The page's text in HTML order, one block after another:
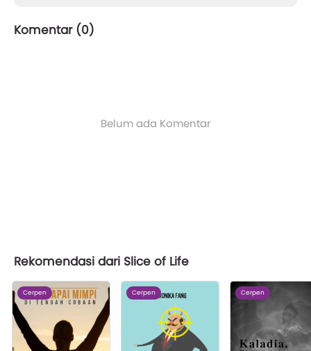
Komentar (0)
Belum ada Komentar
Rekomendasi dari Slice of Life
Cerpen Cerpen Cerpen